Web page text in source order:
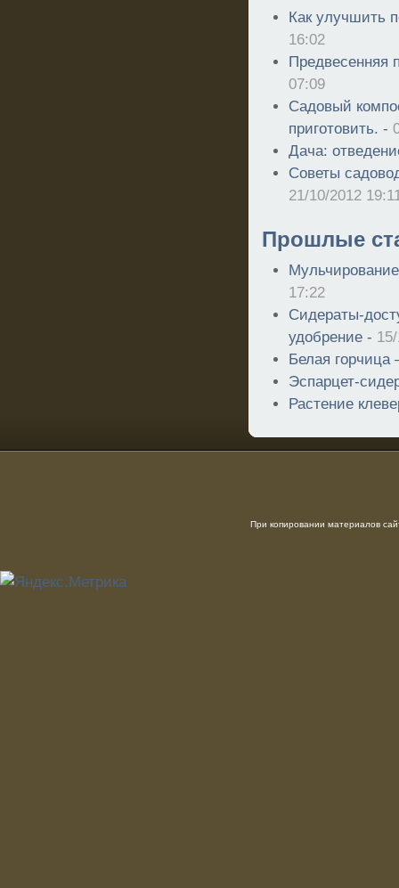
Как улучшить
16:02
Предвесенняя
07:09
Садовый
приготовить. -
Дача:
Советы
21/10/2012
Прошлые
17:22
Сидераты-
удобрение -
Белая
Эспарцет-
Растение
При копировании материалов